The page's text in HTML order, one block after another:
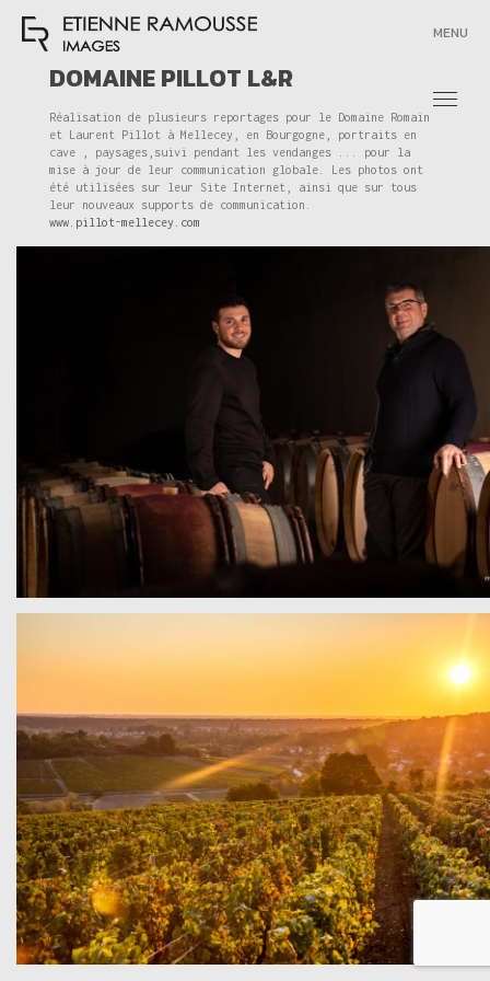
MENU
DOMAINE PILLOT L&R
Réalisation de plusieurs reportages pour le Domaine Romain
et Laurent Pillot à Mellecey, en Bourgogne, portraits en
cave , paysages,suivi pendant les vendanges ... pour la
mise à jour de leur communication globale. Les photos ont
été utilisées sur leur Site Internet, ainsi que sur tous
leur nouveaux supports de communication.
www.pillot-mellecey.com